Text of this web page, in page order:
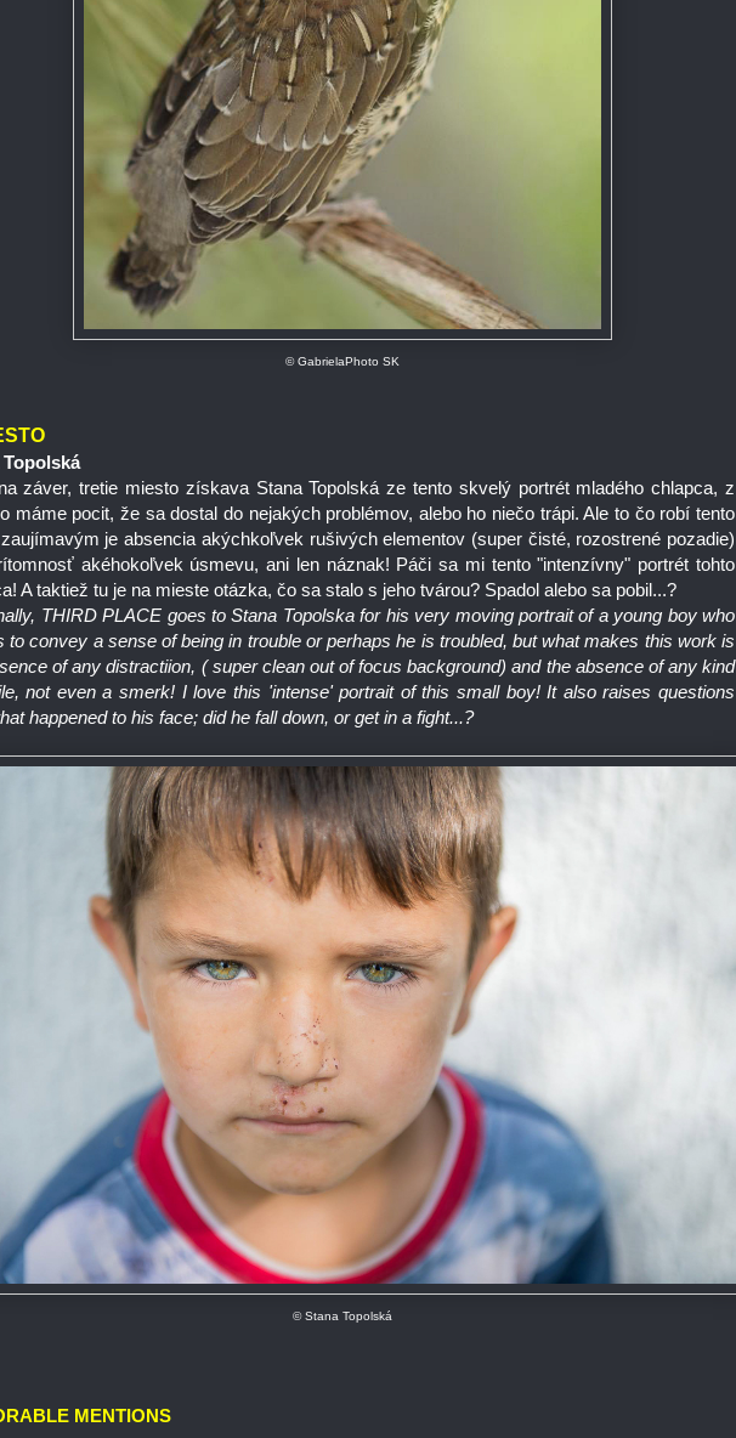
© GabrielaPhoto SK
Topolská
záver, tretie miesto získava Stana Topolská ze tento skvelý portrét mladého chlapca, z
máme pocit, že sa dostal do nejakých problémov, alebo ho niečo trápi. Ale to čo robí tento
je absencia akýchkoľvek rušivých elementov (super čisté, rozostrené pozadie)
akéhokoľvek úsmevu, ani len náznak! Páči sa mi tento "intenzívny" portrét tohto
A taktiež tu je na mieste otázka, čo sa stalo s jeho tvárou? Spadol alebo sa pobil...?
THIRD PLACE goes to Stana Topolska for his very moving portrait of a young boy who
to convey a sense of being in trouble or perhaps he is troubled, but what makes this work is
of any distractiion, ( super clean out of focus background) and the absence of any kind
not even a smerk! I love this 'intense' portrait of this small boy! It also raises questions
happened to his face; did he fall down, or get in a fight...?
© Stana Topolská
MENTIONS